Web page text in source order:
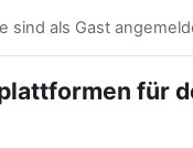
sind als Gast
für